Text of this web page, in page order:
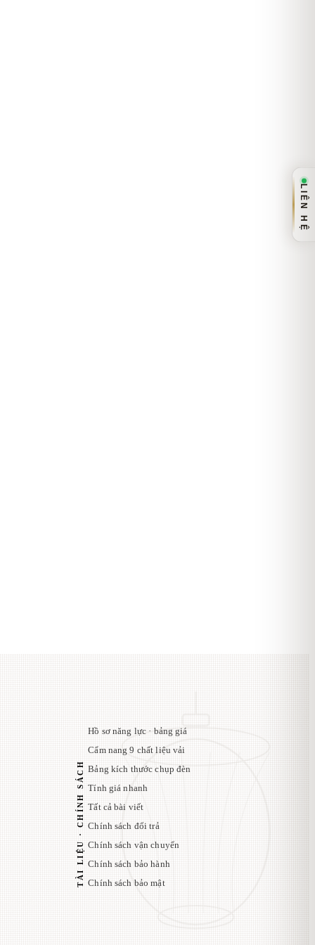
TÀI LIỆU · CHÍNH SÁCH
Hồ sơ năng lực · bảng giá
Cẩm nang 9 chất liệu vải
Bảng kích thước chụp đèn
Tính giá nhanh
Tất cả bài viết
Chính sách đổi trả
Chính sách vận chuyển
Chính sách bảo hành
Chính sách bảo mật
LIÊN HỆ